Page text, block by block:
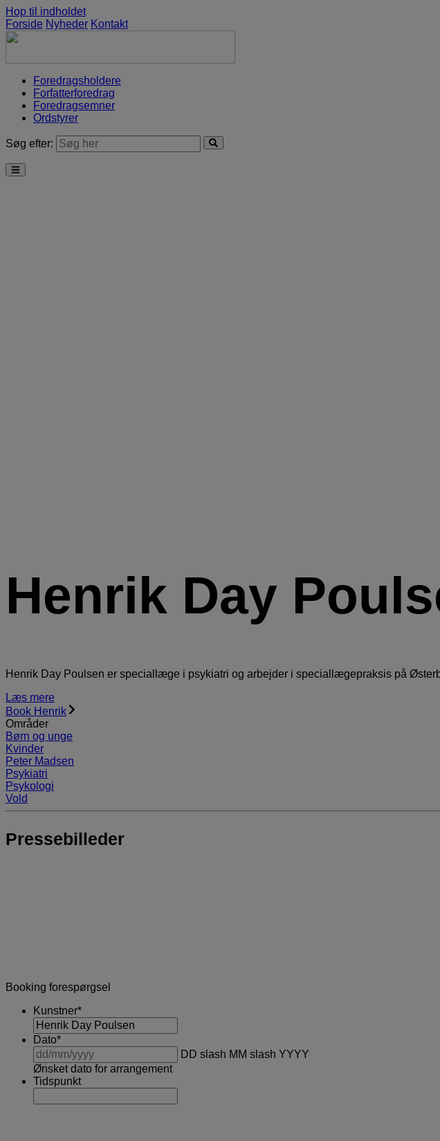
Hop til indholdet
Forside Nyheder Kontakt
Foredragsholdere
Forfatterforedrag
Foredragsemner
Ordstyrer
Søg efter:
Henrik Day
Henrik Day Poulsen er speciallæge i psykiatri og arbejder i speciallægepraksis på
Læs mere
Book Henrik
Områder
Børn og unge
Kvinder
Peter Madsen
Psykiatri
Psykologi
Vold
Pressebilleder
Booking forespørgsel
Kunstner*
Dato*
DD slash MM slash YYYY
Ønsket dato for arrangement
Tidspunkt